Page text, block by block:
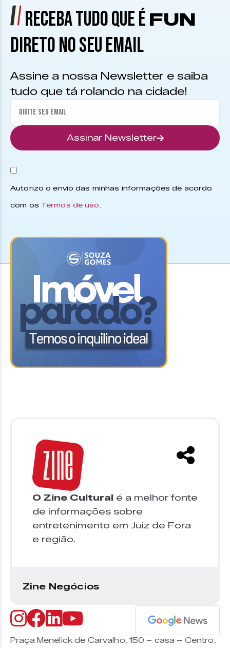
RECEBA TUDO QUE É FUN
DIRETO NO SEU EMAIL
Assine a nossa Newsletter e saiba
tudo que tá rolando na cidade!
Assinar Newsletter
Autorizo o envio das minhas informações de acordo
com os Termos de uso.
O Zine Cultural é a melhor fonte
de informações sobre
entretenimento em Juiz de Fora
e região.
Zine Negócios
Praça Menelick de Carvalho, 150 – casa – Centro,